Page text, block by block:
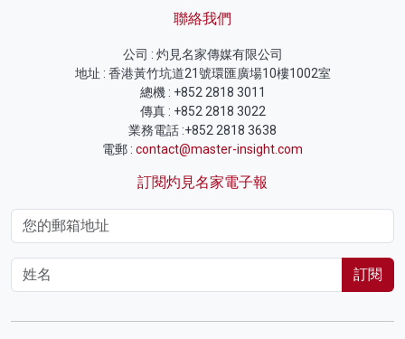
聯絡我們
公司 : 灼見名家傳媒有限公司
地址 : 香港黃竹坑道21號環匯廣場10樓1002室
總機 : +852 2818 3011
傳真 : +852 2818 3022
業務電話 :+852 2818 3638
電郵 : contact@master-insight.com
訂閱灼見名家電子報
訂閱